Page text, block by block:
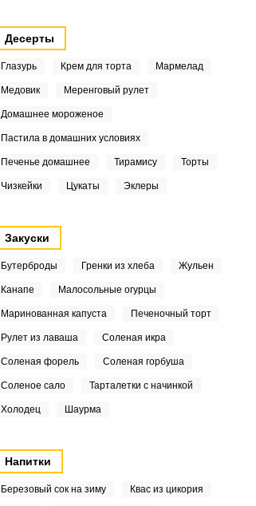
Десерты
Глазурь Крем для торта Мармелад
Медовик Меренговый рулет
Домашнее мороженое
Пастила в домашних условиях
Печенье домашнее Тирамису Торты
Чизкейки Цукаты Эклеры
Закуски
Бутерброды Гренки из хлеба Жульен
Канапе Малосольные огурцы
Маринованная капуста Печеночный торт
Рулет из лаваша Соленая икра
Соленая форель Соленая горбуша
Соленое сало Тарталетки с начинкой
Холодец Шаурма
Напитки
Березовый сок на зиму Квас из цикория